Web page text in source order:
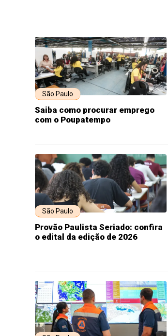
São Paulo
Saiba como procurar emprego
com o Poupatempo
São Paulo
Provão Paulista Seriado: confira
o edital da edição de 2026